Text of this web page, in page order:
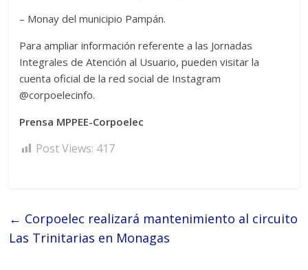
– Monay del municipio Pampán.
Para ampliar información referente a las Jornadas
Integrales de Atención al Usuario, pueden visitar la
cuenta oficial de la red social de Instagram
@corpoelecinfo.
Prensa MPPEE-Corpoelec
Post Views: 417
← Corpoelec realizará mantenimiento al circuito
Las Trinitarias en Monagas